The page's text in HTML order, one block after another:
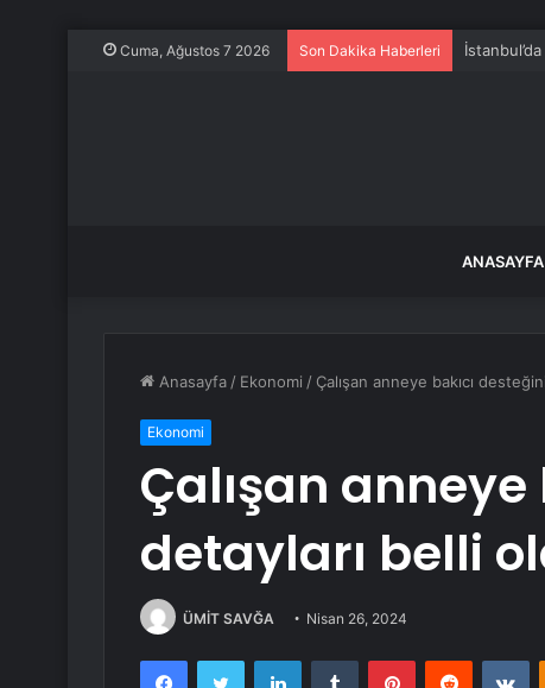
Cuma, Ağustos 7 2026 Son Dakika Haberleri
ANASAYFA
Anasayfa / Ekonomi / Çalışan anneye bakıcı
Ekonomi
Çalışan anneye
detayları belli
ÜMİT SAVĞA Nisan 26, 2024
FacebookTwitter LinkedInTumblr PinterestReddit